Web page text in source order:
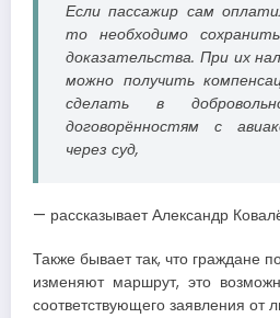
Если пассажир сам
то необходимо
доказательства. При их
можно получить
сделать в
договорённостям с
через суд,
— рассказывает Александр
Также бывает так, что граждане
изменяют маршрут, это
соответствующего заявления от